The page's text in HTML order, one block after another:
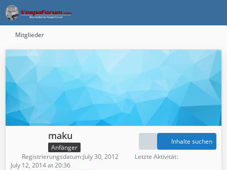
Mitglieder
maku
Anfänger
Inhalte suchen
Registrierungsdatum July 30, 2012
Letzte Aktivität
July 12, 2014 at 20:36